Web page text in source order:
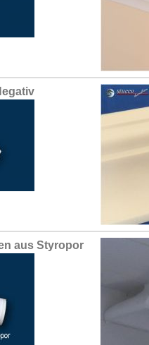
aus Styropor